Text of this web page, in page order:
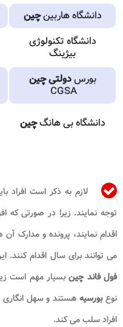
دانشگاه هاربینچین
دانشگاه تکنولوژی
بیژینگ
بورس‌دولتی چین
CGSA
دانشگاه بی هانگچین
لازم به ذکر است افراد
توجه نمایند. زیرا در صورتی که
اقدام نمایند، پرونده و مدارک
می توانند برای سال اقدام
فول فاند چینبسیار مهم است
نوعبورسیه هستند و سهل
افراد سلب می کند.